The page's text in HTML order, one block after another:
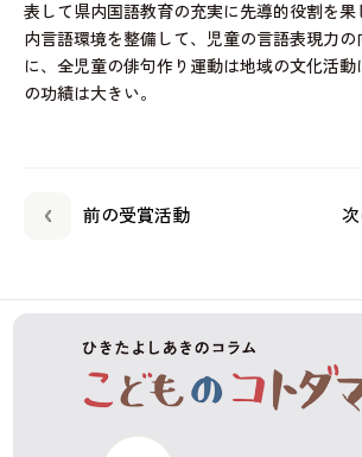
表して県内国語教育の充実に先導的役割を
内言語環境を整備して、児童の言語表現力の
に、全児童の俳句作り運動は地域の文化活
の功績は大きい。
前の受賞活動